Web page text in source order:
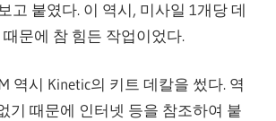
고 붙였다. 이 역시, 미사일 1개당 데
문에 참 힘든 작업이었다.
역시 Kinetic의 키트 데칼을 썼다. 역
기 때문에 인터넷 등을 참조하여 붙